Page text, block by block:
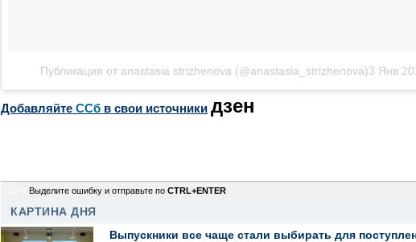
Публикация от anastasia strizhenova (@anastasia_strizhenova)3 Янв
Добавляйте CСб в свои источники дзен
Выделите ошибку и отправьте по CTRL+ENTER
КАРТИНА ДНЯ
Выпускники все чаще стали выбирать для